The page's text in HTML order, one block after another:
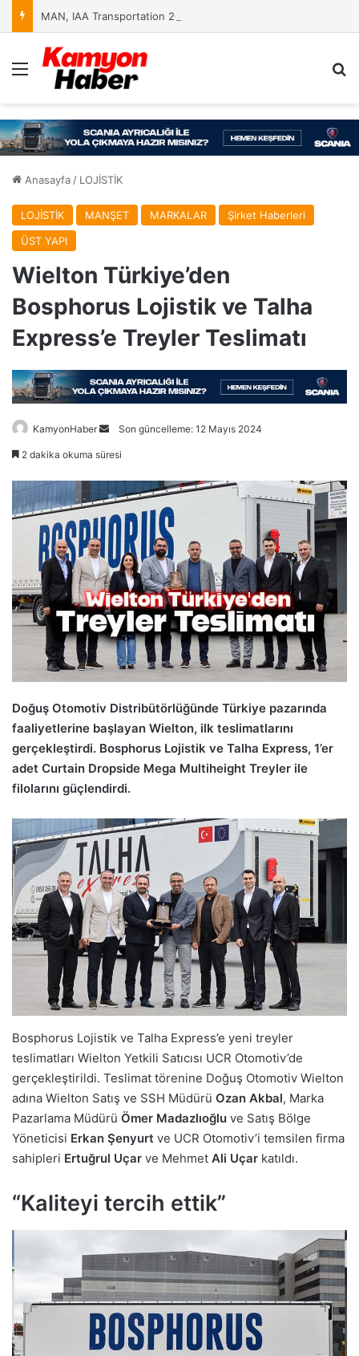
Menü
Anasayfa / LOJİSTİK
LOJİSTİK MANŞET MARKALAR
Şirket Haberleri
ÜST YAPI
Wielton Türkiye’den
Bosphorus Lojistik ve Talha
Express’e Treyler Teslimatı
KamyonHaber
Bir
göndermek
Son güncelleme: 12 Mayıs 2024
2 dakika okuma süresi
Doğuş Otomotiv Distribütörlüğünde Türkiye pazarında
faaliyetlerine başlayan Wielton, ilk teslimatlarını
gerçekleştirdi. Bosphorus Lojistik ve Talha Express, 1’er
adet Curtain Dropside Mega Multiheight Treyler ile
filolarını güçlendirdi.
Bosphorus Lojistik ve Talha Express’e yeni treyler
teslimatları Wielton Yetkili Satıcısı UCR Otomotiv’de
gerçekleştirildi. Teslimat törenine Doğuş Otomotiv Wielton
adına Wielton Satış ve SSH Müdürü Ozan Akbal, Marka
Pazarlama Müdürü Ömer Madazlıoğlu ve Satış Bölge
Yöneticisi Erkan Şenyurt ve UCR Otomotiv’i temsilen firma
sahipleri Ertuğrul Uçar ve Mehmet Ali Uçar katıldı.
“Kaliteyi tercih ettik”